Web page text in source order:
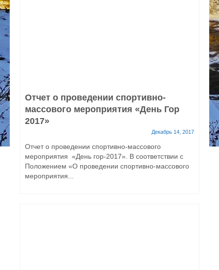
Отчет о проведении спортивно-
массового мероприятия «День Гор
2017»
Декабрь 14, 2017
Отчет о проведении спортивно-массового
мероприятия «День гор-2017». В соответствии с
Положением «О проведении спортивно-массового
мероприятия...